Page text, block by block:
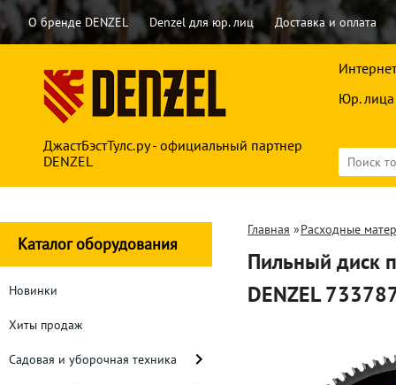
О бренде DENZEL Denzel для юр. лиц Доставка и оплата
ДжастБэстТулс.ру - официальный партнер
DENZEL
Юр. лица
Каталог оборудования
Новинки
Хиты продаж
Садовая и уборочная техника
Главная »Расходные
Пильный диск
DENZEL